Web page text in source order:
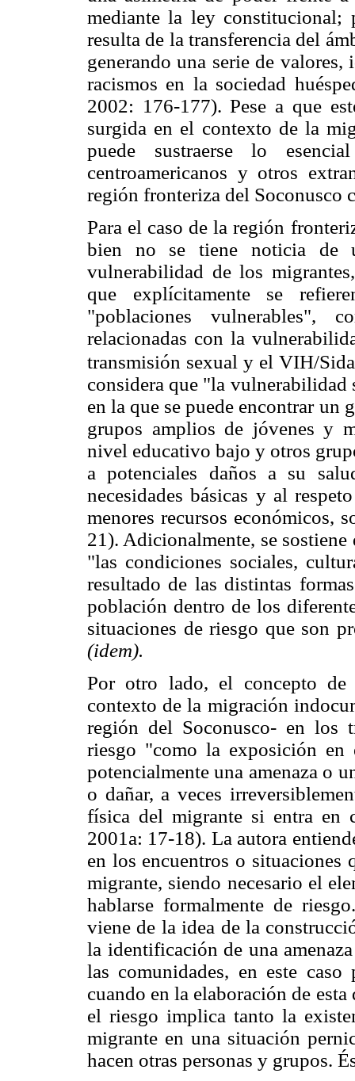
mediante la ley
resulta de la transferencia del
generando una serie de
racismos en la sociedad
2002: 176-177). Pese a que
surgida en el contexto de la
puede sustraerse lo
centroamericanos y otros
región fronteriza del Soconusco
Para el caso de la región
bien no se tiene noticia de
vulnerabilidad de los
que explícitamente se
"poblaciones vulnerables",
relacionadas con la
transmisión sexual y el VIH/
considera que "la vulnerabilidad
en la que se puede encontrar un
grupos amplios de jóvenes y
nivel educativo bajo y otros
a potenciales daños a su
necesidades básicas y al
menores recursos económicos,
21). Adicionalmente, se
"las condiciones sociales,
resultado de las distintas
población dentro de los
situaciones de riesgo que son
(idem).
Por otro lado, el concepto de
contexto de la migración
región del Soconusco- en los
riesgo "como la exposición en
potencialmente una amenaza o
o dañar, a veces
física del migrante si entra en
2001a: 17-18). La autora
en los encuentros o situaciones
migrante, siendo necesario el
hablarse formalmente de
viene de la idea de la
la identificación de una
las comunidades, en este
cuando en la elaboración de
el riesgo implica tanto la
migrante en una situación
hacen otras personas y grupos.